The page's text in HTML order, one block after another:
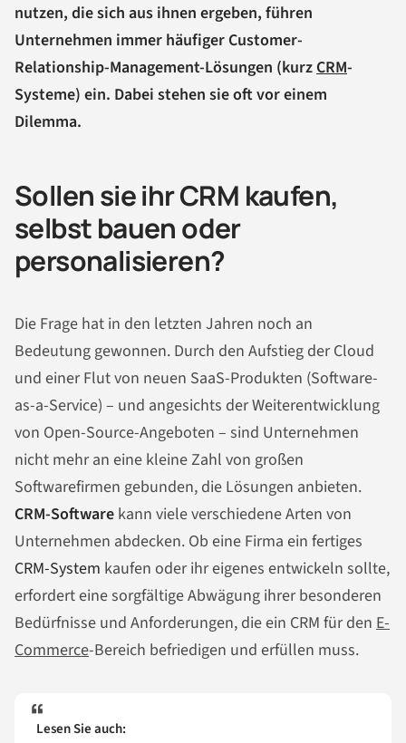
nutzen, die sich aus ihnen ergeben, führen
Unternehmen immer häufiger Customer-
Relationship-Management-Lösungen (kurz CRM-
Systeme) ein. Dabei stehen sie oft vor einem
Dilemma.
Sollen sie ihr CRM kaufen,
selbst bauen oder
personalisieren?
Die Frage hat in den letzten Jahren noch an
Bedeutung gewonnen. Durch den Aufstieg der Cloud
und einer Flut von neuen SaaS-Produkten (Software-
as-a-Service) – und angesichts der Weiterentwicklung
von Open-Source-Angeboten – sind Unternehmen
nicht mehr an eine kleine Zahl von großen
Softwarefirmen gebunden, die Lösungen anbieten.
CRM-Software kann viele verschiedene Arten von
Unternehmen abdecken. Ob eine Firma ein fertiges
CRM-System kaufen oder ihr eigenes entwickeln sollte,
erfordert eine sorgfältige Abwägung ihrer besonderen
Bedürfnisse und Anforderungen, die ein CRM für den E-
Commerce-Bereich befriedigen und erfüllen muss.
Lesen Sie auch: